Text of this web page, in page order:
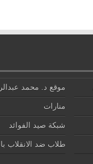
موقع د. محمد
منارات
شبكة صيد الفوائد
طلاب ضد الانقلاب